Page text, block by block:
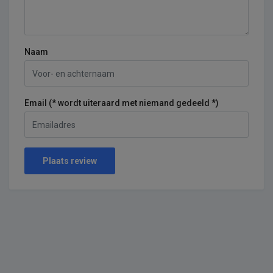
Naam
Email (* wordt uiteraard met niemand gedeeld *)
Plaats review